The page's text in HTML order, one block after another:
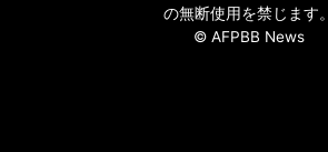
の無断使用を禁じます。
© AFPBB News